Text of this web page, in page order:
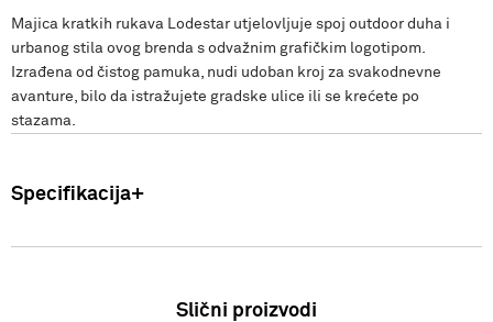
Majica kratkih rukava Lodestar utjelovljuje spoj outdoor duha i
urbanog stila ovog brenda s odvažnim grafičkim logotipom.
Izrađena od čistog pamuka, nudi udoban kroj za svakodnevne
avanture, bilo da istražujete gradske ulice ili se krećete po
stazama.
Specifikacija
podrijetla: Bangladeš Sastav: 100% pamuk SS26
Slični proizvodi